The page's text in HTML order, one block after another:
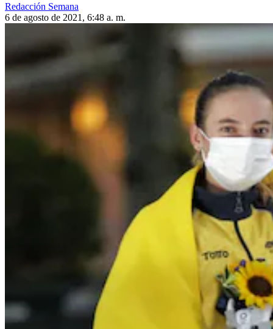
Redacción Semana
6 de agosto de 2021, 6:48 a. m.